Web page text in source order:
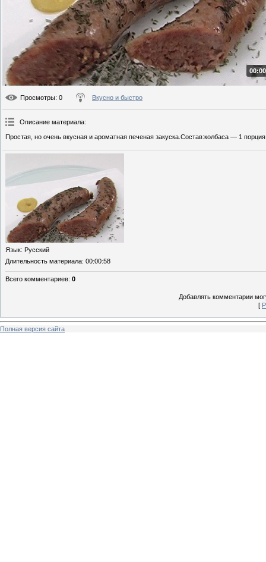
Просмотры: 0 Вкусно и быстро
Описание материала:
Простая, но очень вкусная и ароматная печеная закуска.Состав:колбаса — 1
Язык: Русский
Длительность материала: 00:00:58
Всего комментариев: 0
Добавлять комментарии
[
Полная версия сайта